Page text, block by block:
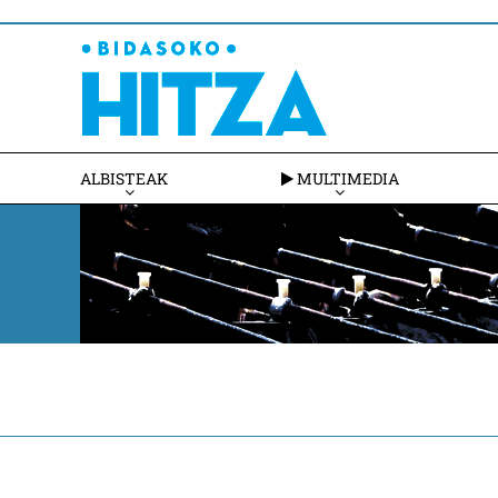
ALBISTEAK MULTIMEDIA